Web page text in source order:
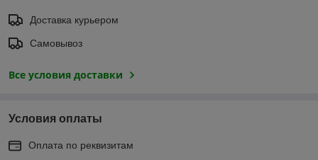
Доставка курьером
Самовывоз
Все условия доставки
Условия оплаты
Оплата по реквизитам